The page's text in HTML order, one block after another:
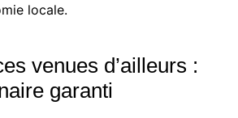
locale.
venues d’ailleurs :
garanti